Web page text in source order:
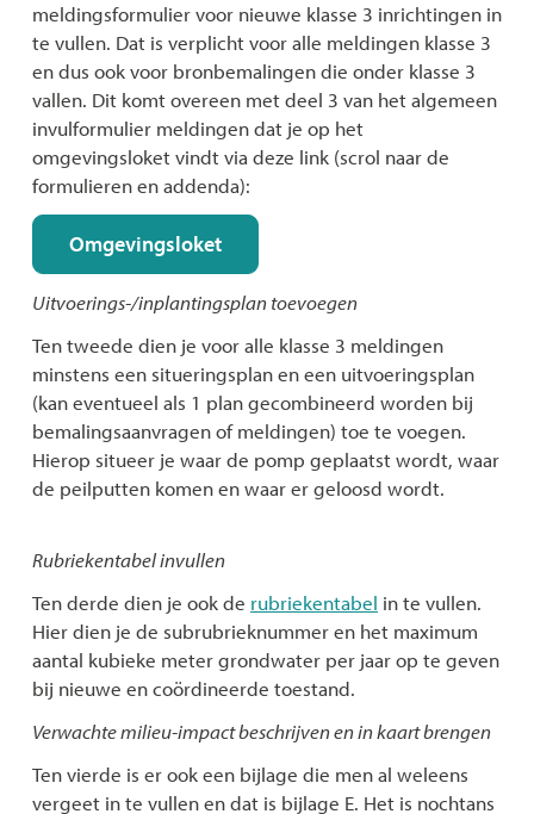
meldingsformulier voor nieuwe klasse 3 inrichtingen in
te vullen. Dat is verplicht voor alle meldingen klasse 3
en dus ook voor bronbemalingen die onder klasse 3
vallen. Dit komt overeen met deel 3 van het algemeen
invulformulier meldingen dat je op het
omgevingsloket vindt via deze link (scrol naar de
formulieren en addenda):
Omgevingsloket
Uitvoerings-/inplantingsplan toevoegen
Ten tweede dien je voor alle klasse 3 meldingen
minstens een situeringsplan en een uitvoeringsplan
(kan eventueel als 1 plan gecombineerd worden bij
bemalingsaanvragen of meldingen) toe te voegen.
Hierop situeer je waar de pomp geplaatst wordt, waar
de peilputten komen en waar er geloosd wordt.
Rubriekentabel invullen
Ten derde dien je ook de rubriekentabel in te vullen.
Hier dien je de subrubrieknummer en het maximum
aantal kubieke meter grondwater per jaar op te geven
bij nieuwe en coördineerde toestand.
Verwachte milieu-impact beschrijven en in kaart brengen
Ten vierde is er ook een bijlage die men al weleens
vergeet in te vullen en dat is bijlage E. Het is nochtans